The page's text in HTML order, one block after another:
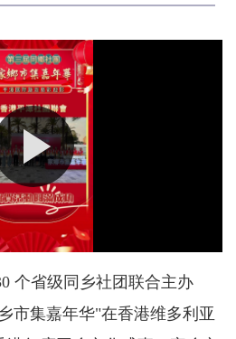
个省级同乡社团联合主办
市集嘉年华"在香港维多利亚